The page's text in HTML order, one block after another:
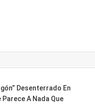
Desenterrado En
A Nada Que